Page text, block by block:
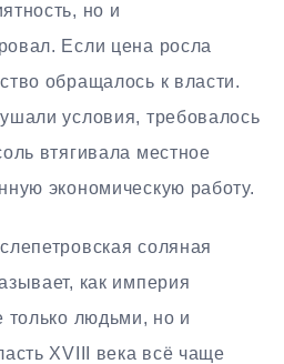
но и
Если цена росла
обращалось к власти.
условия, требовалось
втягивала местное
экономическую работу.
соляная
как империя
только людьми, но и
XVIII века всё чаще